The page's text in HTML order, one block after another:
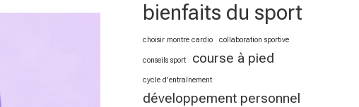
bienfaits du sport
choisir montre cardio collaboration sportive
conseils sport course à pied
cycle d'entraînement
développement personnel